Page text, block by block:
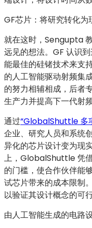
GF芯片：将研究转化为
就在这时，Sengupta
远见的想法。GF 认识
能最佳的硅锗技术来支
的人工智能驱动射频集
的努力相辅相成，后者
生产力并提高下一代射
通过“GlobalShuttle 多
企业、研究人员和系统
异化的芯片设计变为现
上，GlobalShuttle 凭
的门槛，使合作伙伴能
试芯片带来的成本限制
以验证其设计概念的可
由人工智能生成的电路